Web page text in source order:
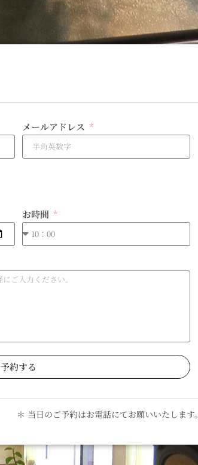
メールアドレス
お時間
予約する
＊ 当日のご予約はお電話にてお願いいたします。